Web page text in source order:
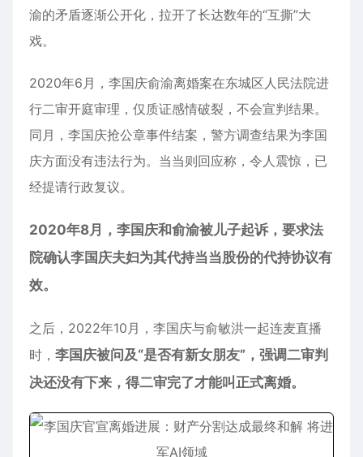
渝的矛盾逐渐公开化，拉开了长达数年的“互撕”大
戏。
2020年6月，李国庆俞渝离婚案在东城区人民法院进
行二审开庭审理，仅质证感情破裂，不会宣判结果。
同月，李国庆抢公章事件结案，警方调查结果为李国
庆方面没有违法行为。当当则回应称，令人震惊，已
经提请行政复议。
2020年8月，李国庆和俞渝被儿子起诉，要求法
院确认李国庆夫妇为其代持当当股份的代持协议有
效。
之后，2022年10月，李国庆与俞敏洪一起连麦直播
时， 李国庆被问及“是否有新女朋友”，强调二审判
决还没有下来，得二审完了才能叫正式离婚。